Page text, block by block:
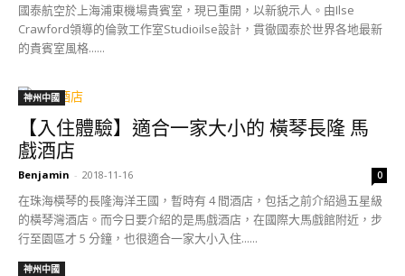
國泰航空於上海浦東機場貴賓室，現已重開，以新貌示人。由Ilse
Crawford領導的倫敦工作室Studioilse設計，貫徹國泰於世界各地最新
的貴賓室風格......
神州中國
【入住體驗】適合一家大小的 橫琴長隆 馬
戲酒店
Benjamin - 2018-11-16 0
在珠海橫琴的長隆海洋王國，暫時有 4 間酒店，包括之前介紹過五星級
的橫琴灣酒店。而今日要介紹的是馬戲酒店，在國際大馬戲館附近，步
行至園區才 5 分鐘，也很適合一家大小入住......
神州中國